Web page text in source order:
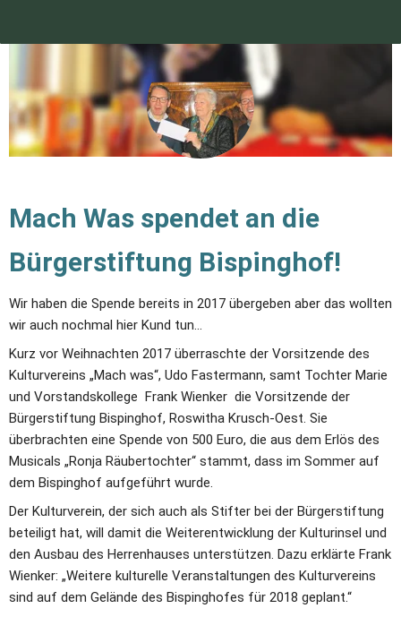
Mach Was spendet an die
Bürgerstiftung Bispinghof!
Wir haben die Spende bereits in 2017 übergeben aber das wollten
wir auch nochmal hier Kund tun...
Kurz vor Weihnachten 2017 überraschte der Vorsitzende des
Kulturvereins „Mach was“, Udo Fastermann, samt Tochter Marie
und Vorstandskollege  Frank Wienker  die Vorsitzende der
Bürgerstiftung Bispinghof, Roswitha Krusch-Oest. Sie
überbrachten eine Spende von 500 Euro, die aus dem Erlös des
Musicals „Ronja Räubertochter“ stammt, dass im Sommer auf
dem Bispinghof aufgeführt wurde.
Der Kulturverein, der sich auch als Stifter bei der Bürgerstiftung
beteiligt hat, will damit die Weiterentwicklung der Kulturinsel und
den Ausbau des Herrenhauses unterstützen. Dazu erklärte Frank
Wienker: „Weitere kulturelle Veranstaltungen des Kulturvereins
sind auf dem Gelände des Bispinghofes für 2018 geplant.“